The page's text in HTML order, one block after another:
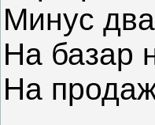
Минус
На базар
На